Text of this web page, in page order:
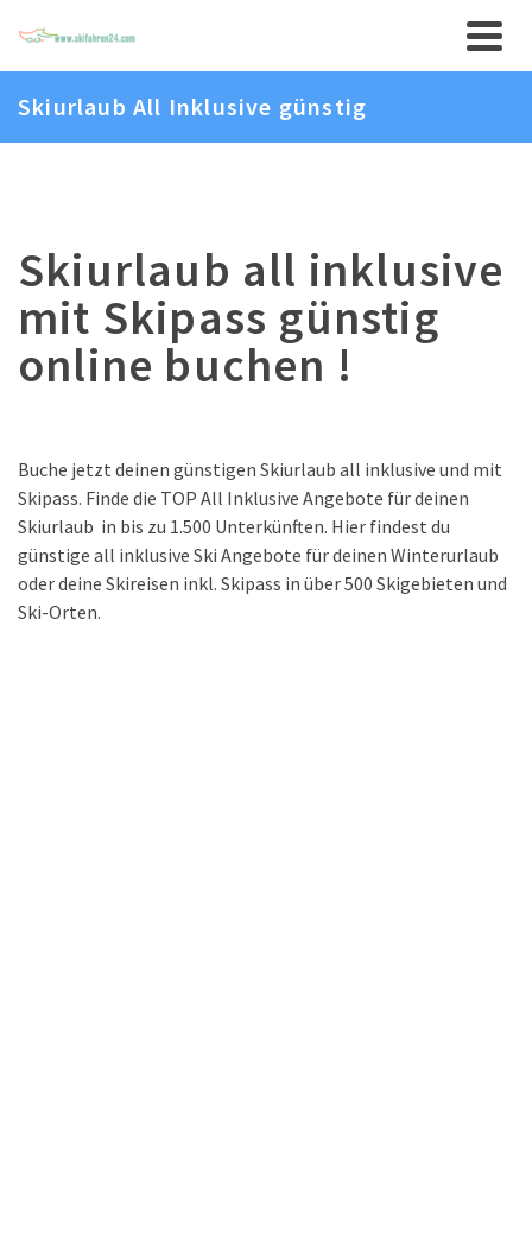
Skiurlaub All Inklusive günstig
Skiurlaub all inklusive
mit Skipass günstig
online buchen !
Buche jetzt deinen günstigen Skiurlaub all inklusive und mit
Skipass. Finde die TOP All Inklusive Angebote für deinen
Skiurlaub in bis zu 1.500 Unterkünften. Hier findest du
günstige all inklusive Ski Angebote für deinen Winterurlaub
oder deine Skireisen inkl. Skipass in über 500 Skigebieten und
Ski-Orten.